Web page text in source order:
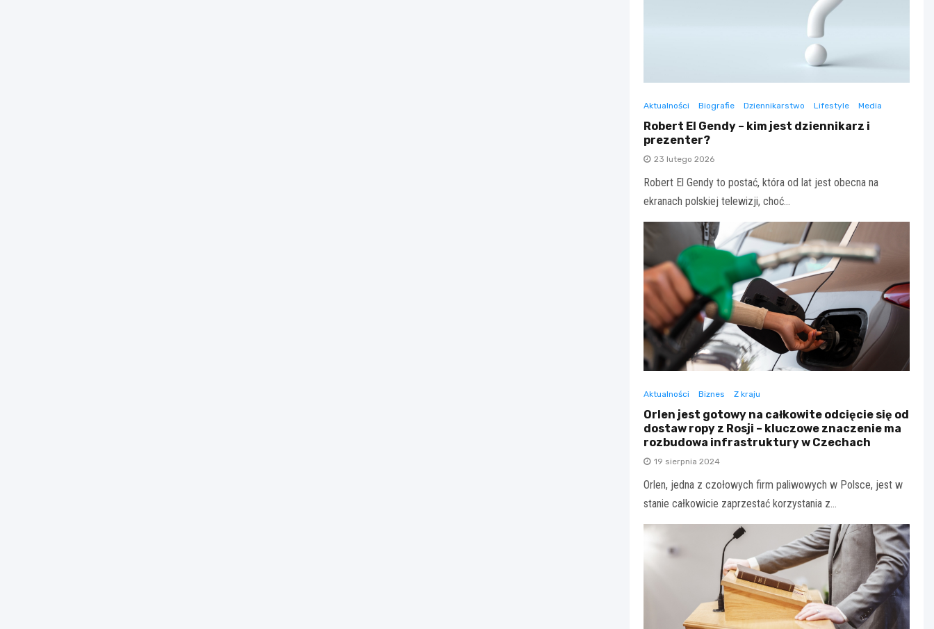
Aktualności Biografie Dziennikarstwo Lifestyle Media
Robert El Gendy – kim jest dziennikarz i
prezenter?
23 lutego 2026
Robert El Gendy to postać, która od lat jest obecna na
ekranach polskiej telewizji, choć…
Aktualności Biznes Z kraju
Orlen jest gotowy na całkowite odcięcie się od
dostaw ropy z Rosji – kluczowe znaczenie ma
rozbudowa infrastruktury w Czechach
19 sierpnia 2024
Orlen, jedna z czołowych firm paliwowych w Polsce, jest w
stanie całkowicie zaprzestać korzystania z…